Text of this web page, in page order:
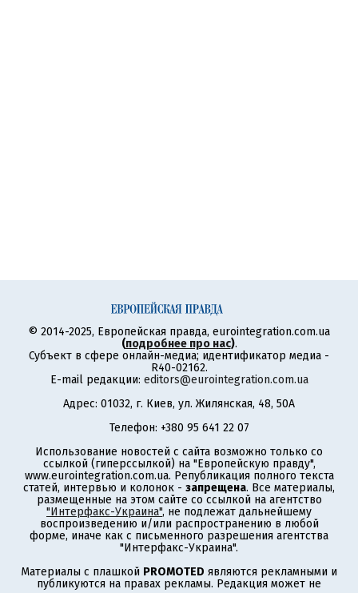
© 2014-2025, Европейская правда, eurointegration.com.ua
(подробнее про нас).
Субъект в сфере онлайн-медиа; идентификатор медиа -
R40-02162.
E-mail редакции: editors@eurointegration.com.ua
Адрес: 01032, г. Киев, ул. Жилянская, 48, 50А
Телефон: +380 95 641 22 07
Использование новостей с сайта возможно только со
ссылкой (гиперссылкой) на "Европейскую правду",
www.eurointegration.com.ua. Републикация полного текста
статей, интервью и колонок - запрещена. Все материалы,
размещенные на этом сайте со ссылкой на агентство
"Интерфакс-Украина", не подлежат дальнейшему
воспроизведению и/или распространению в любой
форме, иначе как с письменного разрешения агентства
"Интерфакс-Украина".
Материалы с плашкой PROMOTED являются рекламными и
публикуются на правах рекламы. Редакция может не